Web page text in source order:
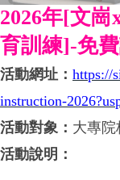
2026年[文
育訓練]-免
活動網址： https://
instruction-
活動對象： 大專院
活動說明：